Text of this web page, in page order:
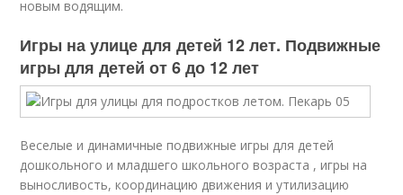
новым водящим.
Игры на улице для детей 12 лет. Подвижные
игры для детей от 6 до 12 лет
Веселые и динамичные подвижные игры для детей
дошкольного и младшего школьного возраста , игры на
выносливость, координацию движения и утилизацию